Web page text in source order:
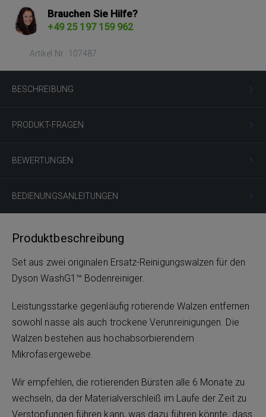
Brauchen Sie Hilfe?
+49 25 197 159 962
Artikel Nr.: 107487
BESCHREIBUNG
PRODUKT-FRAGEN
BEWERTUNGEN
BEDIENUNGSANLEITUNGEN
Produktbeschreibung
Set aus zwei originalen Ersatz-Reinigungswalzen für den
Dyson WashG1™ Bodenreiniger.
Leistungsstarke gegenläufig rotierende Walzen entfernen
sowohl nasse als auch trockene Verunreinigungen. Die
Walzen bestehen aus hochabsorbierendem
Mikrofasergewebe.
Wir empfehlen, die rotierenden Bürsten alle 6 Monate zu
wechseln, da der Materialverschleiß im Laufe der Zeit zu
Verstopfungen führen kann, was dazu führen könnte, dass